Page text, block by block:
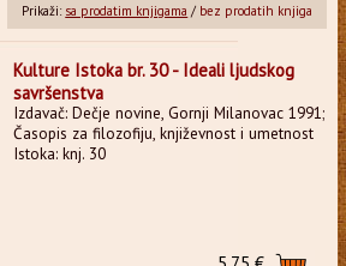
Prikaži: sa prodatim knjigama / bez prodatih knjiga
Kulture Istoka br. 30 - Ideali ljudskog
savršenstva
Izdavač: Dečje novine, Gornji Milanovac 1991;
Časopis za filozofiju, književnost i umetnost
Istoka: knj. 30